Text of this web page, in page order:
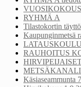
RYHMÄ A
Tilastokortin
Kaupunginmetsä
RAUHOITUS
Käsiaseammunta